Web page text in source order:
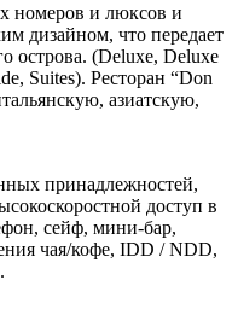
номеров и люксов и
дизайном, что передает
острова. (Deluxe, Deluxe
Suites). Ресторан “Don
азиатскую,
принадлежностей,
доступ в
сейф, мини-бар,
чая/кофе, IDD / NDD,